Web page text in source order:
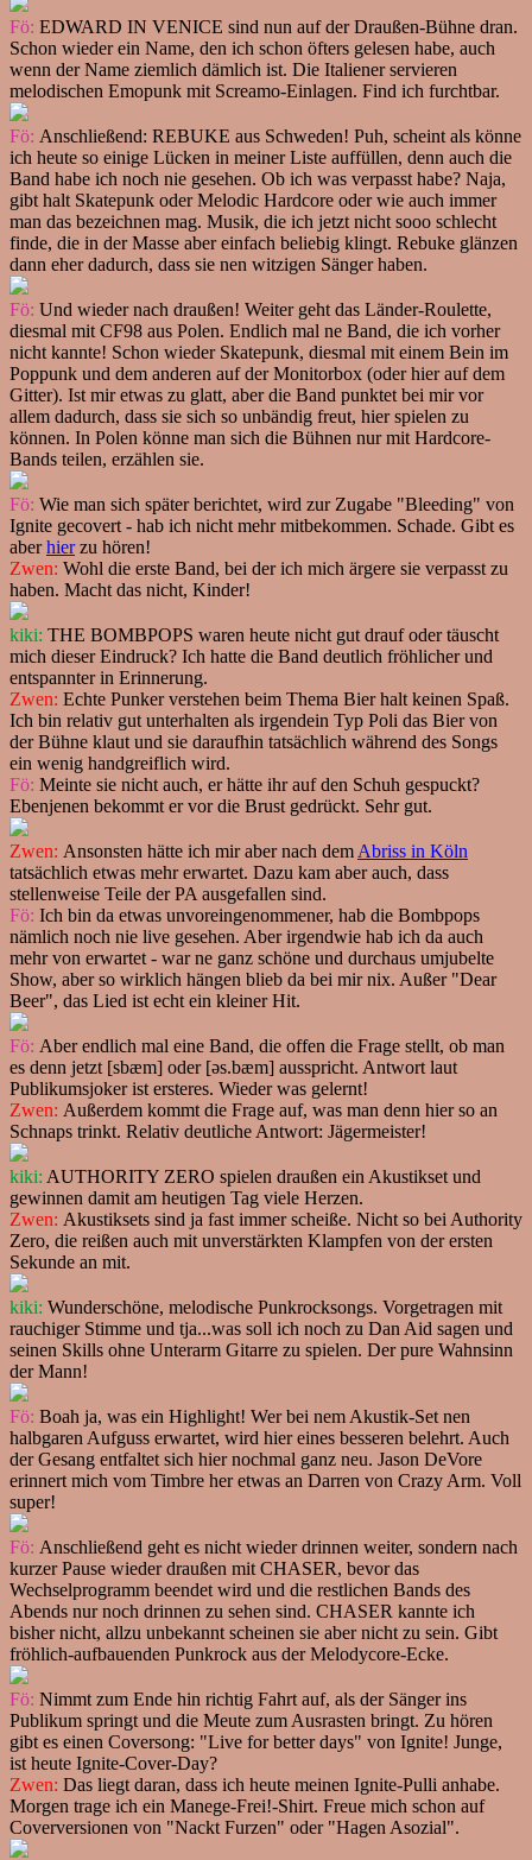
Fö: EDWARD IN VENICE sind nun auf der Draußen-Bühne dran.
Schon wieder ein Name, den ich schon öfters gelesen habe, auch
wenn der Name ziemlich dämlich ist. Die Italiener servieren
melodischen Emopunk mit Screamo-Einlagen. Find ich furchtbar.
Fö: Anschließend: REBUKE aus Schweden! Puh, scheint als könne
ich heute so einige Lücken in meiner Liste auffüllen, denn auch die
Band habe ich noch nie gesehen. Ob ich was verpasst habe? Naja,
gibt halt Skatepunk oder Melodic Hardcore oder wie auch immer
man das bezeichnen mag. Musik, die ich jetzt nicht sooo schlecht
finde, die in der Masse aber einfach beliebig klingt. Rebuke glänzen
dann eher dadurch, dass sie nen witzigen Sänger haben.
Fö: Und wieder nach draußen! Weiter geht das Länder-Roulette,
diesmal mit CF98 aus Polen. Endlich mal ne Band, die ich vorher
nicht kannte! Schon wieder Skatepunk, diesmal mit einem Bein im
Poppunk und dem anderen auf der Monitorbox (oder hier auf dem
Gitter). Ist mir etwas zu glatt, aber die Band punktet bei mir vor
allem dadurch, dass sie sich so unbändig freut, hier spielen zu
können. In Polen könne man sich die Bühnen nur mit Hardcore-
Bands teilen, erzählen sie.
Fö: Wie man sich später berichtet, wird zur Zugabe "Bleeding" von
Ignite gecovert - hab ich nicht mehr mitbekommen. Schade. Gibt es
aberhierzu hören!
Zwen: Wohl die erste Band, bei der ich mich ärgere sie verpasst zu
haben. Macht das nicht, Kinder!
kiki: THE BOMBPOPS waren heute nicht gut drauf oder täuscht
mich dieser Eindruck? Ich hatte die Band deutlich fröhlicher und
entspannter in Erinnerung.
Zwen: Echte Punker verstehen beim Thema Bier halt keinen Spaß.
Ich bin relativ gut unterhalten als irgendein Typ Poli das Bier von
der Bühne klaut und sie daraufhin tatsächlich während des Songs
ein wenig handgreiflich wird.
Fö: Meinte sie nicht auch, er hätte ihr auf den Schuh gespuckt?
Ebenjenen bekommt er vor die Brust gedrückt. Sehr gut.
Zwen: Ansonsten hätte ich mir aber nach dem Abriss in Köln
tatsächlich etwas mehr erwartet. Dazu kam aber auch, dass
stellenweise Teile der PA ausgefallen sind.
Fö: Ich bin da etwas unvoreingenommener, hab die Bombpops
nämlich noch nie live gesehen. Aber irgendwie hab ich da auch
mehr von erwartet - war ne ganz schöne und durchaus umjubelte
Show, aber so wirklich hängen blieb da bei mir nix. Außer "Dear
Beer", das Lied ist echt ein kleiner Hit.
Fö: Aber endlich mal eine Band, die offen die Frage stellt, ob man
es denn jetzt [sbæm] oder [əs.bæm] ausspricht. Antwort laut
Publikumsjoker ist ersteres. Wieder was gelernt!
Zwen: Außerdem kommt die Frage auf, was man denn hier so an
Schnaps trinkt. Relativ deutliche Antwort: Jägermeister!
kiki: AUTHORITY ZERO spielen draußen ein Akustikset und
gewinnen damit am heutigen Tag viele Herzen.
Zwen: Akustiksets sind ja fast immer scheiße. Nicht so bei Authority
Zero, die reißen auch mit unverstärkten Klampfen von der ersten
Sekunde an mit.
kiki: Wunderschöne, melodische Punkrocksongs. Vorgetragen mit
rauchiger Stimme und tja...was soll ich noch zu Dan Aid sagen und
seinen Skills ohne Unterarm Gitarre zu spielen. Der pure Wahnsinn
der Mann!
Fö: Boah ja, was ein Highlight! Wer bei nem Akustik-Set nen
halbgaren Aufguss erwartet, wird hier eines besseren belehrt. Auch
der Gesang entfaltet sich hier nochmal ganz neu. Jason DeVore
erinnert mich vom Timbre her etwas an Darren von Crazy Arm. Voll
super!
Fö: Anschließend geht es nicht wieder drinnen weiter, sondern nach
kurzer Pause wieder draußen mit CHASER, bevor das
Wechselprogramm beendet wird und die restlichen Bands des
Abends nur noch drinnen zu sehen sind. CHASER kannte ich
bisher nicht, allzu unbekannt scheinen sie aber nicht zu sein. Gibt
fröhlich-aufbauenden Punkrock aus der Melodycore-Ecke.
Fö: Nimmt zum Ende hin richtig Fahrt auf, als der Sänger ins
Publikum springt und die Meute zum Ausrasten bringt. Zu hören
gibt es einen Coversong: "Live for better days" von Ignite! Junge,
ist heute Ignite-Cover-Day?
Zwen: Das liegt daran, dass ich heute meinen Ignite-Pulli anhabe.
Morgen trage ich ein Manege-Frei!-Shirt. Freue mich schon auf
Coverversionen von "Nackt Furzen" oder "Hagen Asozial".